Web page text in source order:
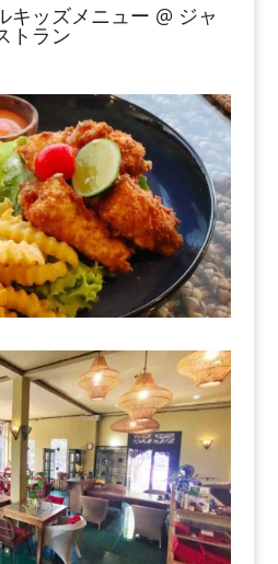
キッズメニュー @ ジャ
トラン